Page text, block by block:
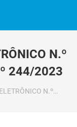
N.º
244/2023
N.º…